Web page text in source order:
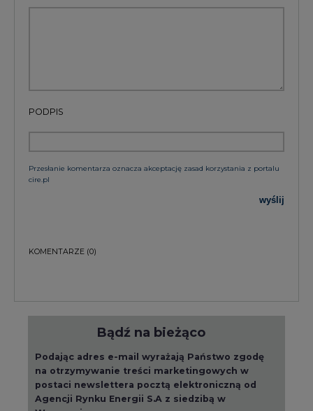
PODPIS
Przesłanie komentarza oznacza akceptację zasad korzystania z portalu
cire.pl
wyślij
KOMENTARZE (0)
Bądź na bieżąco
Podając adres e-mail wyrażają Państwo zgodę
na otrzymywanie treści marketingowych w
postaci newslettera pocztą elektroniczną od
Agencji Rynku Energii S.A z siedzibą w